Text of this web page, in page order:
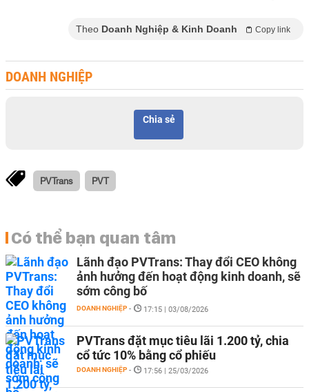
Theo Doanh Nghiệp & Kinh Doanh Copy link
DOANH NGHIỆP
Chia sẻ
PVTrans PVT
Có thể bạn quan tâm
Lãnh đạo PVTrans: Thay đổi CEO không
ảnh hưởng đến hoạt động kinh doanh, sẽ
sớm công bố
DOANH NGHIỆP - 17:15 | 03/08/2026
PVTrans đặt mục tiêu lãi 1.200 tỷ, chia
cổ tức 10% bằng cổ phiếu
DOANH NGHIỆP - 17:56 | 25/03/2026